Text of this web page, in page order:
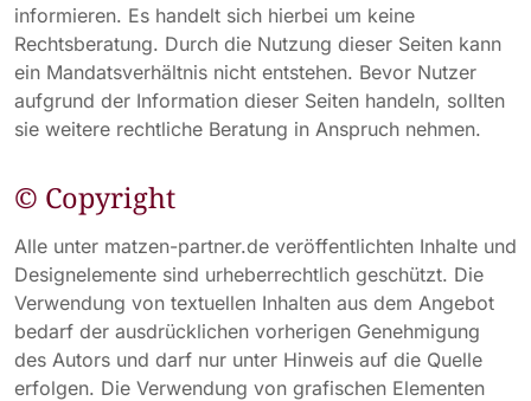
informieren. Es handelt sich hierbei um keine
Rechtsberatung. Durch die Nutzung dieser Seiten kann
ein Mandatsverhältnis nicht entstehen. Bevor Nutzer
aufgrund der Information dieser Seiten handeln, sollten
sie weitere rechtliche Beratung in Anspruch nehmen.
© Copyright
Alle unter matzen-partner.de veröffentlichten Inhalte und
Designelemente sind urheberrechtlich geschützt. Die
Verwendung von textuellen Inhalten aus dem Angebot
bedarf der ausdrücklichen vorherigen Genehmigung
des Autors und darf nur unter Hinweis auf die Quelle
erfolgen. Die Verwendung von grafischen Elementen